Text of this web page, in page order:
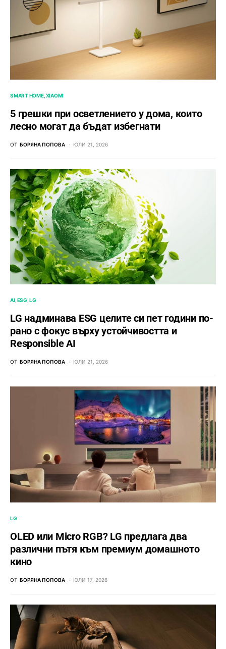
SMART HOME XIAOMI
5 грешки при осветлението у дома, които
лесно могат да бъдат избегнати
ОТ БОРЯНА ПОПОВА ЮЛИ 21, 2026
AI ESG LG
LG надминава ESG целите си пет години по-
рано с фокус върху устойчивостта и
Responsible AI
ОТ БОРЯНА ПОПОВА ЮЛИ 21, 2026
LG
OLED или Micro RGB? LG предлага два
различни пътя към премиум домашното
кино
ОТ БОРЯНА ПОПОВА ЮЛИ 17, 2026